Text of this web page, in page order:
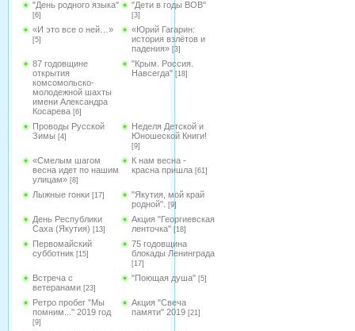
"День родного языка"
[6]
"Дети в годы ВОВ"
[3]
«И это все о ней…»
[5]
«Юрий Гагарин:
история взлётов и
падения» [3]
87 годовщине
открытия
комсомольско-
молодежной шахты
имени Александра
Косарева [6]
"Крым. Россия.
Навсегда" [18]
Проводы Русской
Зимы [4]
Неделя Детской и
Юношеской Книги!
[9]
«Смелым шагом
весна идет по нашим
улицам» [8]
К нам весна -
красна пришла [61]
Лыжные гонки [17]
"Якутия, мой край
родной".
[9]
День Республики
Саха (Якутия) [13]
Акция "Георгиевская
ленточка" [18]
Первомайский
субботник [15]
75 годовщина
блокады Ленинграда
[17]
Встреча с
ветеранами [23]
"Поющая душа" [5]
Ретро пробег "Мы
помним..." 2019 год
[9]
Акция "Свеча
памяти" 2019 [21]